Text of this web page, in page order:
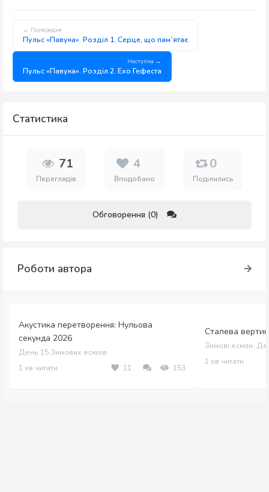
← Попередня
Пульс «Павука». Розділ 1. Серце, що пам`ятає
Наступна →
Пульс «Павука». Розділ 2. Ехо Гефеста
Статистика
71
Переглядів
4
Вподобано
0
Поділились
Обговорення (0)
Роботи автора
Акустика перетворення: Нульова
секунда 2026
День 15 Зимових ескізів
1 хв читати
11 153
Сталева
Зимові ескізи.
1 хв читати